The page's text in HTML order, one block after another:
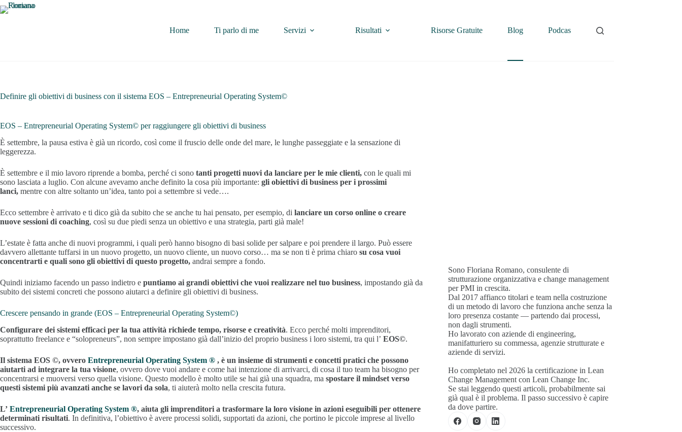
Home Ti parlo di me Servizi Risultati Risorse Gratuite Blog Podcast Contatti
Definire gli obiettivi di business con il sistema EOS – Entrepreneurial Operating System©
EOS – Entrepreneurial Operating System© per raggiungere gli obiettivi di business
È settembre, la pausa estiva è già un ricordo, così come il fruscio delle onde del mare, le lunghe passeggiate e la sensazione di
leggerezza.
È settembre e il mio lavoro riprende a bomba, perché ci sono tanti progetti nuovi da lanciare per le mie clienti, con le quali mi
sono lasciata a luglio. Con alcune avevamo anche definito la cosa più importante: gli obiettivi di business per i prossimi
lanci, mentre con altre soltanto un’idea, tanto poi a settembre si vede….
Ecco settembre è arrivato e ti dico già da subito che se anche tu hai pensato, per esempio, di lanciare un corso online o creare
nuove sessioni di coaching, così su due piedi senza un obiettivo e una strategia, parti già male!
L’estate è fatta anche di nuovi programmi, i quali però hanno bisogno di basi solide per salpare e poi prendere il largo. Può essere
davvero allettante tuffarsi in un nuovo progetto, un nuovo cliente, un nuovo corso… ma se non ti è prima chiaro su cosa vuoi
concentrarti e quali sono gli obiettivi di questo progetto, andrai sempre a fondo.
Quindi iniziamo facendo un passo indietro e puntiamo ai grandi obiettivi che vuoi realizzare nel tuo business, impostando già da
subito dei sistemi concreti che possono aiutarci a definire gli obiettivi di business.
Crescere pensando in grande (EOS – Entrepreneurial Operating System©)
Configurare dei sistemi efficaci per la tua attività richiede tempo, risorse e creatività. Ecco perché molti imprenditori,
soprattutto freelance e “solopreneurs”, non sempre impostano già dall’inizio del proprio business i loro sistemi, tra qui l’ EOS©.
Il sistema EOS ©, ovvero Entrepreneurial Operating System ® , è un insieme di strumenti e concetti pratici che possono
aiutarti ad integrare la tua visione, ovvero dove vuoi andare e come hai intenzione di arrivarci, di cosa il tuo team ha bisogno per
concentrarsi e muoversi verso quella visione. Questo modello è molto utile se hai già una squadra, ma spostare il mindset verso
questi sistemi più avanzati anche se lavori da sola, ti aiuterà molto nella crescita futura.
L’ Entrepreneurial Operating System ®, aiuta gli imprenditori a trasformare la loro visione in azioni eseguibili per ottenere
determinati risultati. In definitiva, l’obiettivo è avere processi solidi, supportati da azioni, che portino le piccole imprese al livello
successivo.
Sono Floriana Romano, consulente di
strutturazione organizzativa e change management
per PMI in crescita.
Dal 2017 affianco titolari e team nella costruzione
di un metodo di lavoro che funziona anche senza la
loro presenza costante — partendo dai processi,
non dagli strumenti.
Ho lavorato con aziende di engineering,
manifatturiero su commessa, agenzie strutturate e
aziende di servizi.
Ho completato nel 2026 la certificazione in Lean
Change Management con Lean Change Inc.
Se stai leggendo questi articoli, probabilmente sai
già qual è il problema. Il passo successivo è capire
da dove partire.